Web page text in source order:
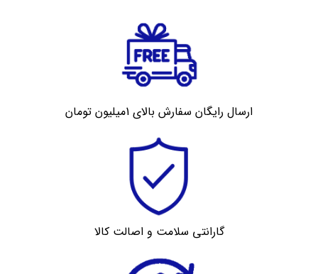
ارسال رایگان سفارش بالای 1میلیون تومان
گارانتی سلامت و اصالت کالا